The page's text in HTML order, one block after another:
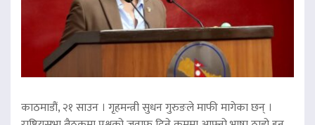
काठमाडौं, २१ साउन । गृहमन्त्री सुधन गुरुङले माफी मागेका छन् ।